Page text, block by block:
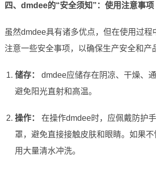
四、dmdee的“安全须知”：使用注意事项
虽然dmdee具有诸多优点，但在使用过程
注意一些安全事项，以确保生产安全和产
储存：
dmdee应储存在阴凉、干燥、
避免阳光直射和高温。
操作：
在操作dmdee时，应佩戴防护
罩，避免直接接触皮肤和眼睛。如果
用大量清水冲洗。